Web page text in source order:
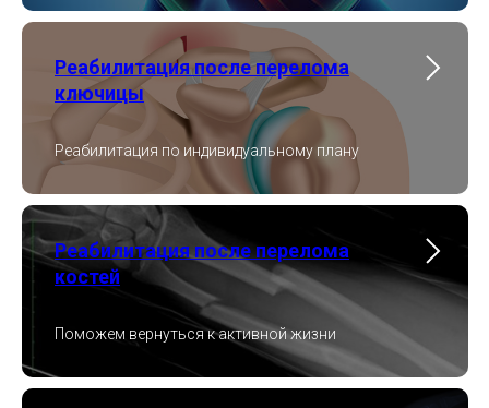
Реабилитация после перелома
ключицы
Реабилитация по индивидуальному плану
Реабилитация после перелома
костей
Поможем вернуться к активной жизни